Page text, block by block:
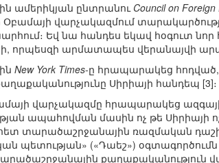
ին ամերիկյան ընտրանու Council on Foreign
վարչակազմում
Եվ նա հանդես եկավ հօգուտ նոր
որպեսզի արմատապես վերանայվի
New York Times-ը հրապարակեց
Սիրիայի հանդեպ [3]։
վարչակազմը հրապարակեց
ապահովման մասին ոչ թե Սիրիայի
տարածաշրջանային ռազմական
պետության» («Դաեշ»)
քաղաքականություն